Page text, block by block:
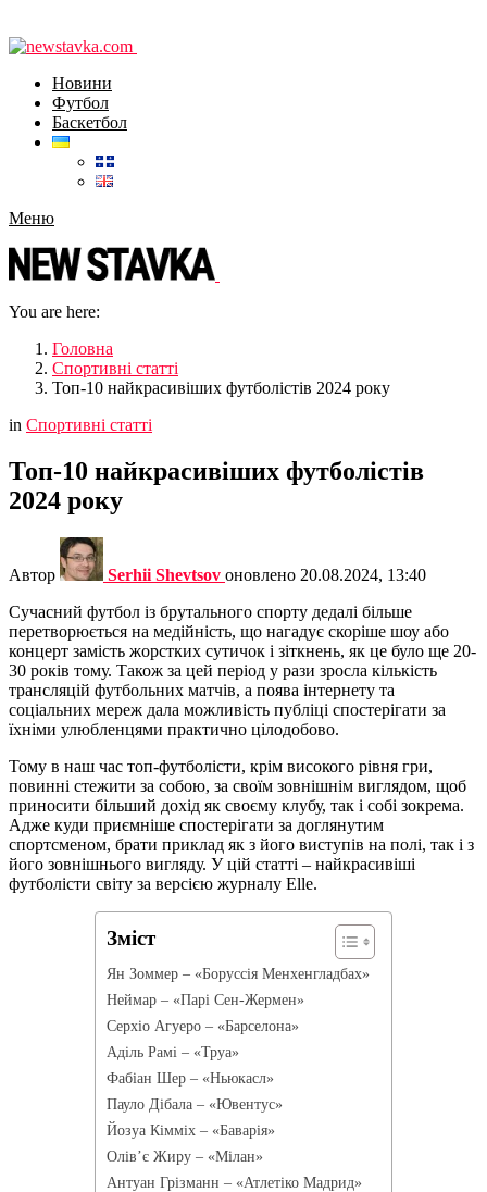
Новини
Футбол
Баскетбол
Меню
You are here:
Головна
Спортивні статті
Топ-10 найкрасивіших футболістів 2024 року
in Спортивні статті
Топ-10 найкрасивіших футболістів
2024 року
Автор Serhii Shevtsov оновлено 20.08.2024, 13:40
Сучасний футбол із брутального спорту дедалі більше
перетворюється на медійність, що нагадує скоріше шоу або
концерт замість жорстких сутичок і зіткнень, як це було ще 20-
30 років тому. Також за цей період у рази зросла кількість
трансляцій футбольних матчів, а поява інтернету та
соціальних мереж дала можливість публіці спостерігати за
їхніми улюбленцями практично цілодобово.
Тому в наш час топ-футболісти, крім високого рівня гри,
повинні стежити за собою, за своїм зовнішнім виглядом, щоб
приносити більший дохід як своєму клубу, так і собі зокрема.
Адже куди приємніше спостерігати за доглянутим
спортсменом, брати приклад як з його виступів на полі, так і з
його зовнішнього вигляду. У цій статті – найкрасивіші
футболісти світу за версією журналу Elle.
Зміст
Ян Зоммер – «Боруссія Менхенгладбах»
Неймар – «Парі Сен-Жермен»
Серхіо Агуеро – «Барселона»
Аділь Рамі – «Труа»
Фабіан Шер – «Ньюкасл»
Пауло Дібала – «Ювентус»
Йозуа Кімміх – «Баварія»
Олів’є Жиру – «Мілан»
Антуан Грізманн – «Атлетіко Мадрид»